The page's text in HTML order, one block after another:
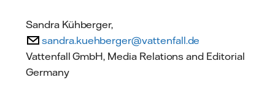
Sandra Kühberger,
sandra.kuehberger@vattenfall.de
Vattenfall GmbH, Media Relations and Editorial
Germany